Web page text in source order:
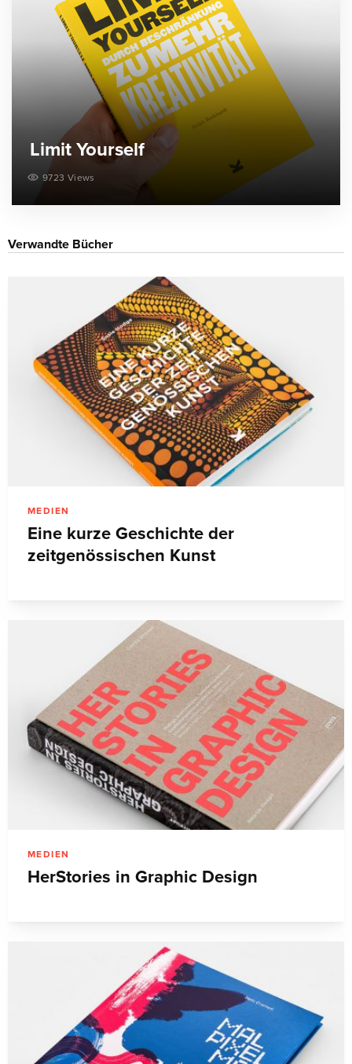
Limit Yourself
9723 Views
Verwandte Bücher
MEDIEN
Eine kurze Geschichte der
zeitgenössischen Kunst
MEDIEN
HerStories in Graphic Design